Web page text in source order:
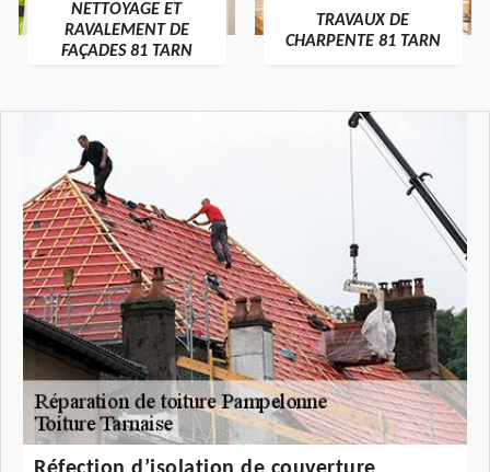
NETTOYAGE ET
RAVALEMENT DE
FAÇADES 81 TARN
TRAVAUX DE
CHARPENTE 81 TARN